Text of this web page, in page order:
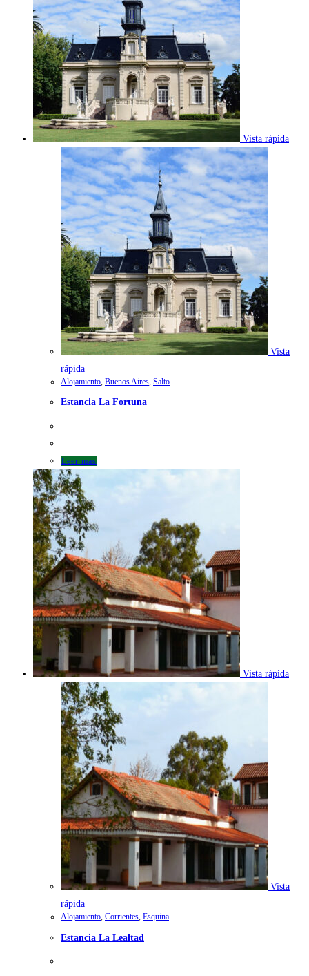
Vista rápida
Vista
rápida
Alojamiento, Buenos Aires, Salto
Estancia La Fortuna
Leer más
Vista rápida
Vista
rápida
Alojamiento, Corrientes, Esquina
Estancia La Lealtad